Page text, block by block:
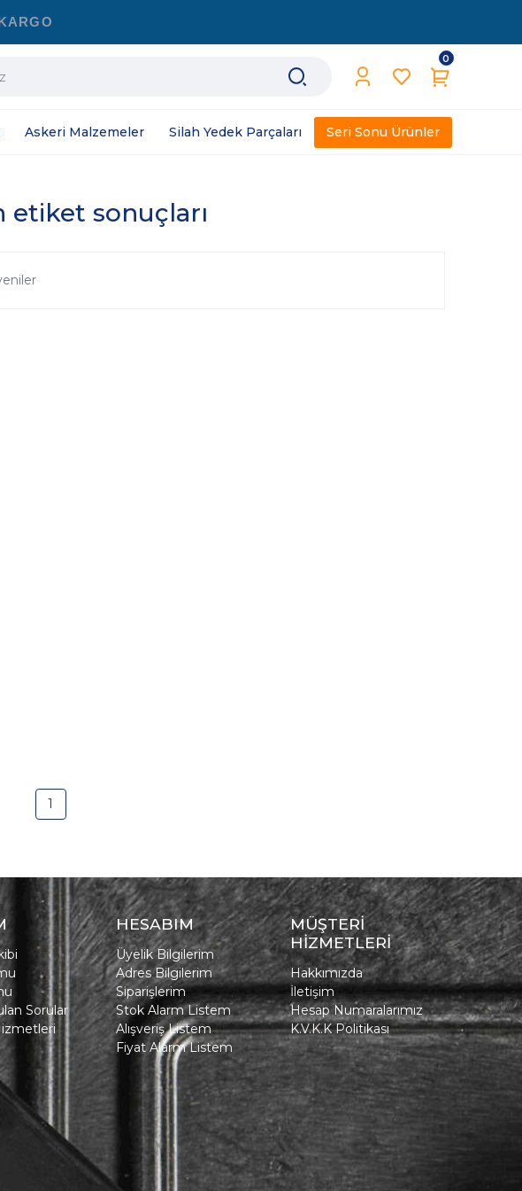
0
Askeri Malzemeler Silah Yedek Parçaları Seri Sonu Ürünler
etiket sonuçları
1
Sorular
HESABIM
Üyelik Bilgilerim
Adres Bilgilerim
Siparişlerim
Stok Alarm Listem
Alışveriş Listem
Fiyat Alarm Listem
MÜŞTERİ
HİZMETLERİ
Hakkımızda
İletişim
Hesap Numaralarımız
K.V.K.K Politikası